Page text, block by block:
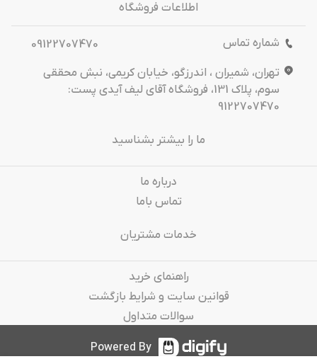
اطلاعات فروشگاه
شماره تماس
09122707470
تهران، شمیران ، اندرزگو، خیابان کریمی، نبش محققی
سوم، پلاک 131، فروشگاه آقای لیف آیدی پست:
9122707470
ما را بیشتر بشناسید
درباره‌ ما
تماس باما
خدمات مشتریان
راهنمای خرید
قوانین سایت و شرایط بازگشت
سوالات متداول
Powered By